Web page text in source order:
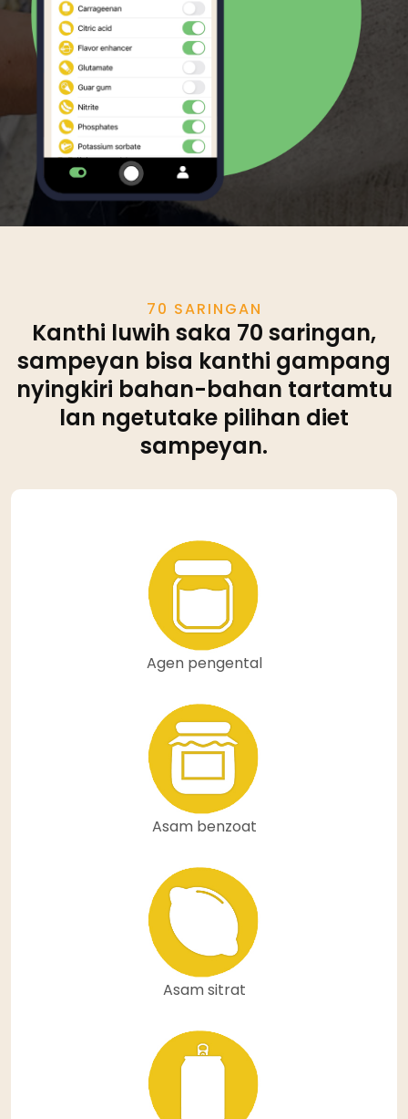
70 SARINGAN
Kanthi luwih saka 70 saringan,
sampeyan bisa kanthi gampang
nyingkiri bahan-bahan tartamtu
lan ngetutake pilihan diet
sampeyan.
Agen pengental
Asam benzoat
Asam sitrat